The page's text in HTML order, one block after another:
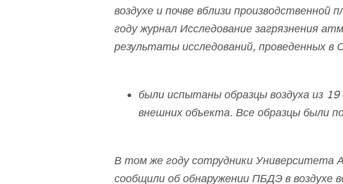
воздухе и почве вблизи
году журнал Исследование загрязнения
результаты исследований, проведенных
были испытаны образцы воздуха из
внешних объекта. Все образцы были
В том же году сотрудники Университета
сообщили об обнаружении ПБДЭ в воздухе